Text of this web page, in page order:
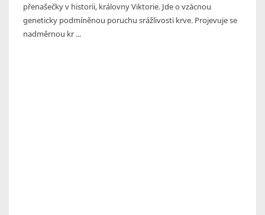
přenašečky v historii, královny Viktorie. Jde o vzácnou
geneticky podmíněnou poruchu srážlivosti krve. Projevuje se
nadměrnou kr ...